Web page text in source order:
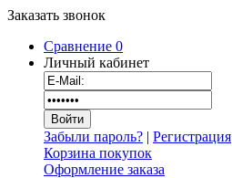
Заказать звонок
Сравнение 0
Личный кабинет
Забыли пароль? | Регистрация
Корзина покупок
Оформление заказа